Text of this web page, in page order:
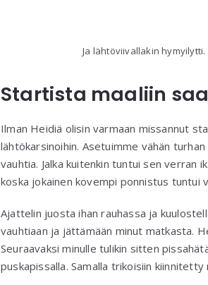
Ja lähtöviivallakin
Startista maaliin
Ilman Heidiä olisin varmaan missannut
lähtökarsinoihin. Asetuimme vähän
vauhtia. Jalka kuitenkin tuntui sen verran
koska jokainen kovempi ponnistus tuntui
Ajattelin juosta ihan rauhassa ja
vauhtiaan ja jättämään minut matkasta.
Seuraavaksi minulle tulikin sitten
puskapissalla. Samalla trikoisiin